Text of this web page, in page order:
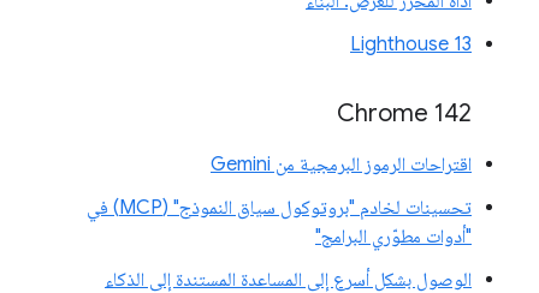
Lighthouse 13
Chrome 142
اقتراحات الرموز البرمجية من Gemini
تحسينات لخادم "بروتوكول سياق النموذج" (MCP) في
"أدوات مطوّري البرامج"
الوصول بشكل أسرع إلى المساعدة المستندة إلى الذكاء